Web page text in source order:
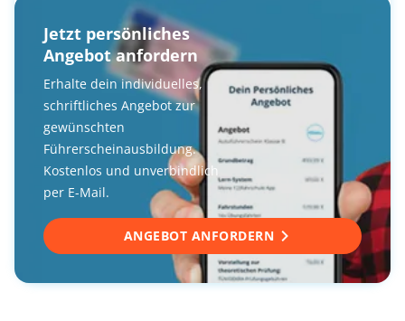
Jetzt persönliches
Angebot anfordern
Erhalte dein individuelles,
schriftliches Angebot zur
gewünschten
Führerscheinausbildung.
Kostenlos und unverbindlich
per E-Mail.
ANGEBOT ANFORDERN